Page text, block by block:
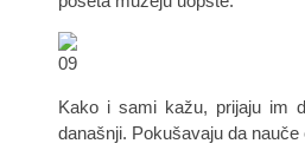
Kako i sami kažu, prijaju im
današnji. Pokušavaju da